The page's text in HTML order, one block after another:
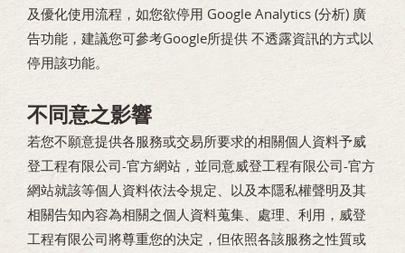
及優化使用流程，如您欲停用 Google Analytics (分析) 廣
告功能，建議您可參考Google所提供 不透露資訊的方式以
停用該功能。
不同意之影響
若您不願意提供各服務或交易所要求的相關個人資料予威
登工程有限公司-官方網站，並同意威登工程有限公司-官方
網站就該等個人資料依法令規定、以及本隱私權聲明及其
相關告知內容為相關之個人資料蒐集、處理、利用，威登
工程有限公司將尊重您的決定，但依照各該服務之性質或